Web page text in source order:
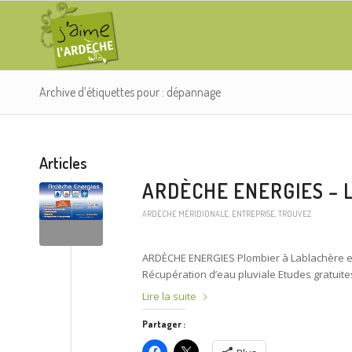
Archive d’étiquettes pour : dépannage
Articles
ARDÈCHE ENERGIES –
ARDÈCHE MÉRIDIONALE ENTREPRISE TROUVEZ
ARDÈCHE ENERGIES Plombier à
Récupération d’eau pluviale Etudes
Lire la suite
Partager :